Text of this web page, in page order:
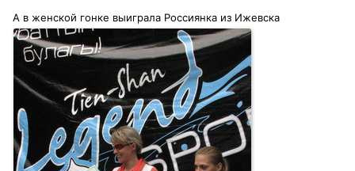
А в женской гонке выиграла Россиянка из Ижевска